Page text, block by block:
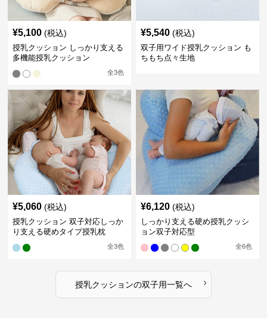
¥5,100 (税込)
授乳クッション しっかり支える
多機能授乳クッション
全3色
¥5,540 (税込)
双子用ワイド授乳クッション も
ちもち点々生地
¥5,060 (税込)
授乳クッション 双子対応しっか
り支える硬めタイプ授乳枕
全3色
¥6,120 (税込)
しっかり支える硬め授乳クッシ
ョン双子対応型
全6色
授乳クッションの双子用一覧へ ›